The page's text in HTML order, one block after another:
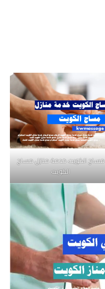
مساج الكويت خدمة منازل مساج
الكويت